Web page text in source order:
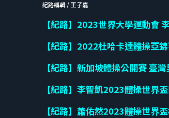
紀路編輯 / 王子嘉
【紀路】2023世界大學運動會
【紀路】2022杜哈卡達體操亞
【紀路】新加坡體操公開賽 臺
【紀路】李智凱2023體操世界
【紀路】蕭佑然2023體操世界